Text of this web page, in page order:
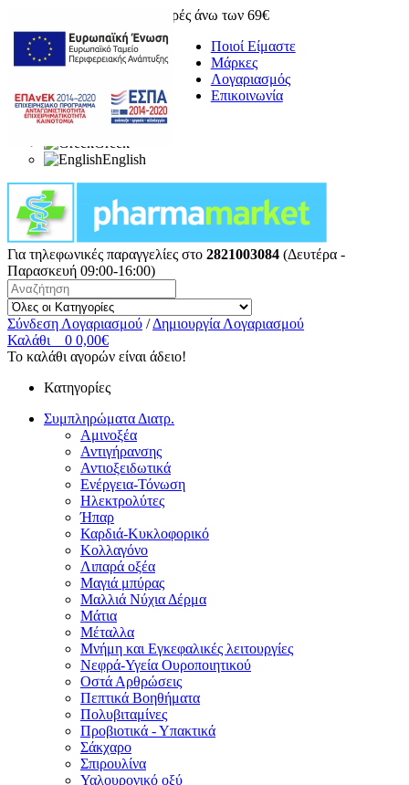
Δωρεάν μεταφορικά για αγορές άνω των 69€
Ποιοί Είμαστε
Μάρκες
Λογαριασμός
Επικοινωνία
Greek
English
Για τηλεφωνικές παραγγελίες στο 2821003084 (Δευτέρα -
Παρασκευή 09:00-16:00)
Σύνδεση Λογαριασμού / Δημιουργία Λογαριασμού
Καλάθι
0 0,00€
Το καλάθι αγορών είναι άδειο!
Κατηγορίες
Συμπληρώματα Διατρ.
Αμινοξέα
Αντιγήρανσης
Αντιοξειδωτικά
Ενέργεια-Τόνωση
Ηλεκτρολύτες
Ήπαρ
Καρδιά-Κυκλοφορικό
Κολλαγόνο
Λιπαρά οξέα
Μαγιά μπύρας
Μαλλιά Νύχια Δέρμα
Μάτια
Μέταλλα
Μνήμη και Εγκεφαλικές λειτουργίες
Νεφρά-Υγεία Ουροποιητικού
Οστά Αρθρώσεις
Πεπτικά Βοηθήματα
Πολυβιταμίνες
Προβιοτικά - Υπακτικά
Σάκχαρο
Σπιρουλίνα
Υαλουρονικό οξύ